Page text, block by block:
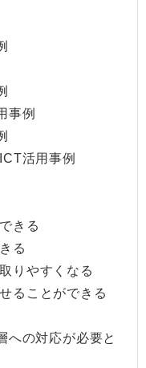
事例
活用事例
きる
る
りやすくなる
ることができる
への対応が必要と